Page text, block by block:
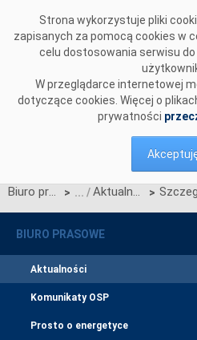
Strona wykorzystuje pliki
zapisanych za pomocą cookies w
celu dostosowania serwisu
W przeglądarce internetowej
dotyczące cookies. Więcej o
prywatności
Biuro prasowe > Aktualności >
BIURO PRASOWE
Aktualności
Komunikaty OSP
Prosto o energetyce